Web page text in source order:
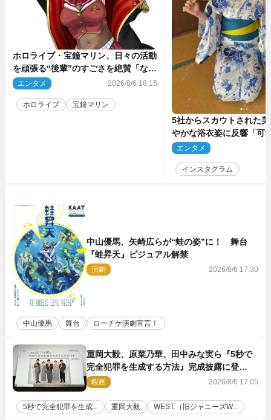
ホロライブ・宝鐘マリン、日々の活動
を頑張る“後輩”のすごさを絶賛「なろ
う系主人公まである」
エンタメ 2026/8/6 18:15
ホロライブ 宝鐘マリン
5社からスカウトされた
やかな浴衣姿に反響「可
ぅ」
エンタメ
インスタグラム
中山優馬、矢崎広らが“蛙の姿”に！ 舞台
『蛙昇天』ビジュアル解禁
演劇 2026/8/6 17:30
中山優馬 舞台 ローチケ演劇宣言！
重岡大毅、原菜乃華、田中みな実ら『5秒で
完全犯罪を生成する方法』完成披露に登
壇！ それぞれのAI活用術も発表
映画 2026/8/6 17:05
5秒で完全犯罪を生成... 重岡大毅 WEST.（旧ジャニーズW...